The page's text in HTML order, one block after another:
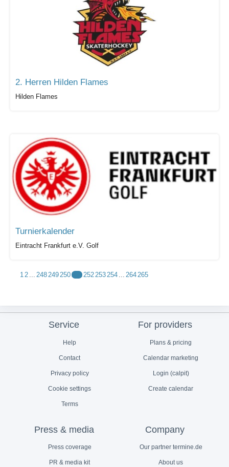
2. Herren Hilden Flames
Hilden Flames
Turnierkalender
Eintracht Frankfurt e.V. Golf
1 2 248 249 250251 252 253 254 264 265
Service
Help
Contact
Privacy policy
Cookie settings
Terms
For providers
Plans & pricing
Calendar marketing
Login (calpit)
Create calendar
Press & media
Press coverage
PR & media kit
Company
Our partner termine.de
About us